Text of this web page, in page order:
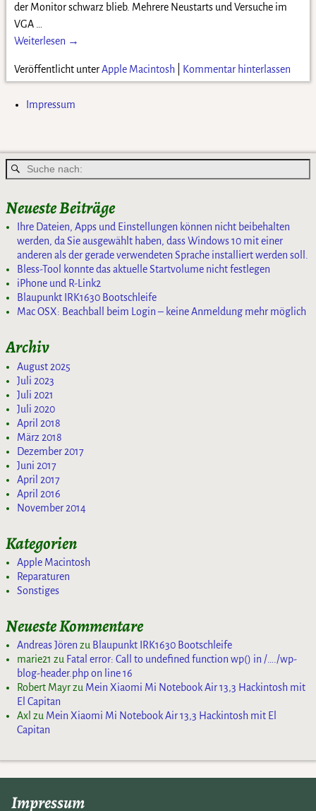
der Monitor schwarz blieb. Mehrere Neustarts und Versuche im
VGA
Weiterlesen →
Veröffentlicht unter Apple Macintosh| Kommentar hinterlassen
Impressum
Neueste Beiträge
Ihre Dateien, Apps und Einstellungen können nicht beibehalten
werden, da Sie ausgewählt haben, dass Windows 10 mit einer
anderen als der gerade verwendeten Sprache installiert werden soll.
Bless-Tool konnte das aktuelle Startvolume nicht festlegen
iPhone und R-Link2
Blaupunkt IRK1630 Bootschleife
Mac OSX: Beachball beim Login – keine Anmeldung mehr möglich
Archiv
August 2025
Juli 2023
Juli 2021
Juli 2020
April 2018
März 2018
Dezember 2017
Juni 2017
April 2017
April 2016
November 2014
Kategorien
Apple Macintosh
Reparaturen
Sonstiges
Neueste Kommentare
Andreas Jören zu Blaupunkt IRK1630 Bootschleife
marie21 zu Fatal error: Call to undefined function wp() in /…./wp-
blog-header.php on line 16
Robert Mayrzu Mein Xiaomi Mi Notebook Air 13,3 Hackintosh mit
El Capitan
Axl zu Mein Xiaomi Mi Notebook Air 13,3 Hackintosh mit El
Capitan
Impressum